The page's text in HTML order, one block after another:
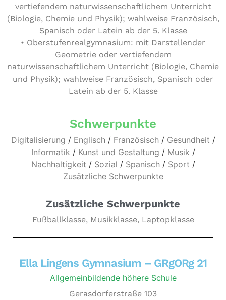
ver­tie­fen­dem natur­wis­sen­schaft­li­chem Unter­richt
(Biologie, Chemie und Physik); wahlweise Fran­zö­sisch,
Spanisch oder Latein ab der 5. Klasse
• Ober­stu­fen­re­al­gym­na­si­um: mit Dar­stel­len­der
Geometrie oder ver­tie­fen­dem
natur­wis­sen­schaft­li­chem Unter­richt (Biologie, Chemie
und Physik); wahlweise Fran­zö­sisch, Spanisch oder
Latein ab der 5. Klasse
Schwerpunkte
Digitalisierung / Englisch/ Französisch/ Gesundheit /
Informatik / Kunst und Gestaltung / Musik /
Nachhaltigkeit / Sozial / Spanisch/ Sport /
Zusätzliche Schwerpunkte
Zusätzliche Schwerpunkte
Fußballklasse, Musikklasse, Laptopklasse
Ella Lingens Gymnasium – GRgORg 21
Allgemeinbildende höhere Schule
Gerasdorferstraße 103